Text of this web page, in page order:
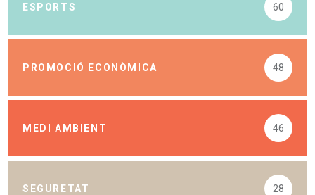
ESPORTS 60
PROMOCIÓ ECONÒMICA 48
MEDI AMBIENT 46
SEGURETAT 28